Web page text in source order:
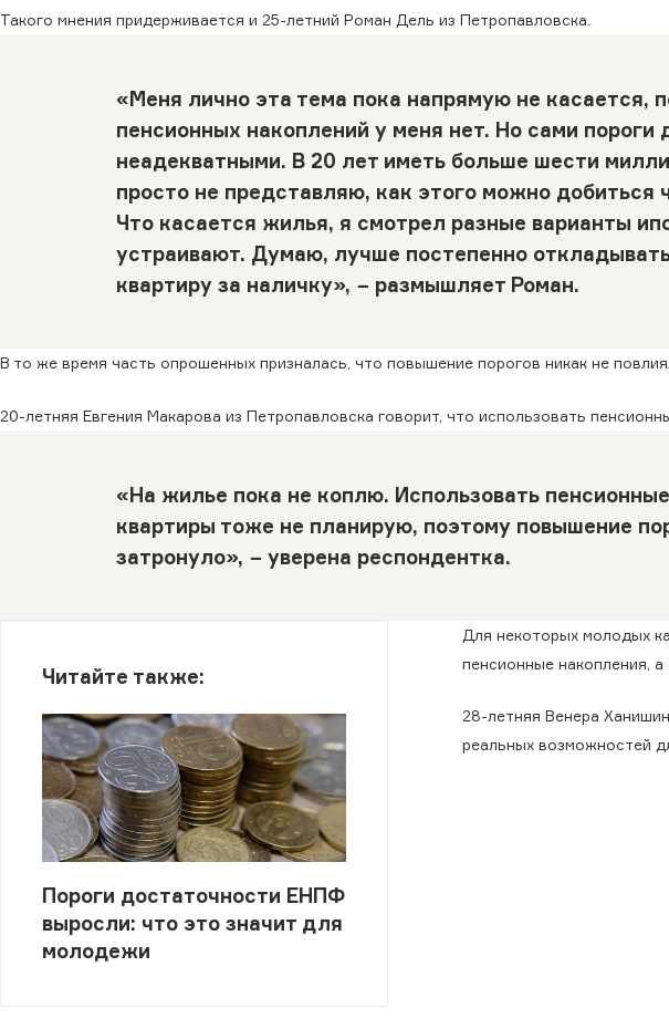
Такого мнения придерживается и 25-летний Роман Дель из Петропавловска.
«Меня лично эта тема пока напрямую не касается,
пенсионных накоплений у меня нет. Но сами пороги
неадекватными. В 20 лет иметь больше шести
просто не представляю, как этого можно добиться
Что касается жилья, я смотрел разные варианты
устраивают. Думаю, лучше постепенно
квартиру за наличку», − размышляет Роман.
В то же время часть опрошенных призналась, что повышение порогов никак не
20-летняя Евгения Макарова из Петропавловска говорит, что использовать
«На жилье пока не коплю. Использовать
квартиры тоже не планирую, поэтому повышение
затронуло», − уверена респондентка.
Читайте также:
Пороги достаточности ЕНПФ
выросли: что это значит для
молодежи
Для некоторых молодых
пенсионные накопления,
28-летняя Венера
реальных возможностей